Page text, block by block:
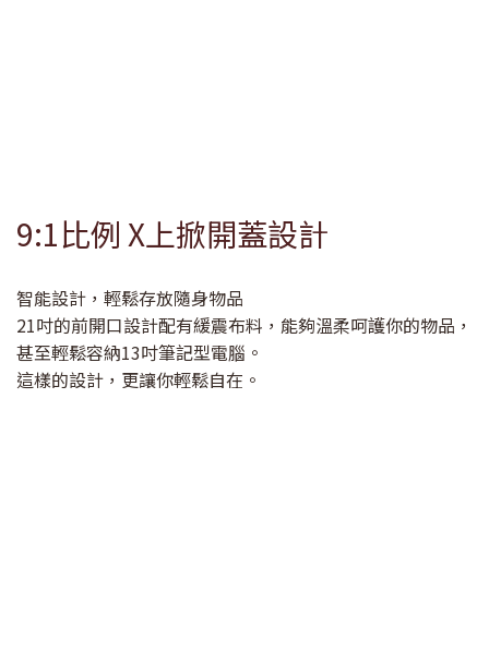
9:1比例 X上掀開蓋設計
智能設計，輕鬆存放隨身物品
21吋的前開口設計配有緩震布料，能夠溫柔呵護你的物品，
甚至輕鬆容納13吋筆記型電腦。
這樣的設計，更讓你輕鬆自在。